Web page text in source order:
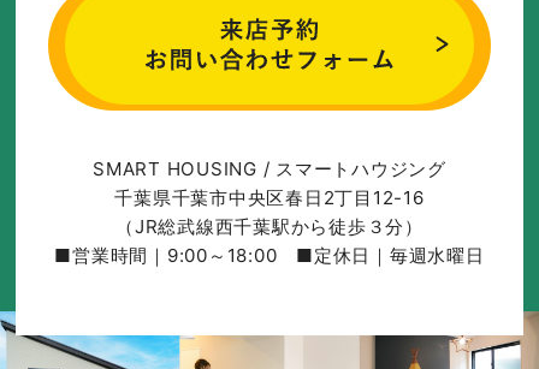
SMART HOUSING / スマートハウジング
千葉県千葉市中央区春日2丁目12-16
（JR総武線西千葉駅から徒歩３分）
■営業時間｜9:00～18:00 ■定休日｜毎週水曜日